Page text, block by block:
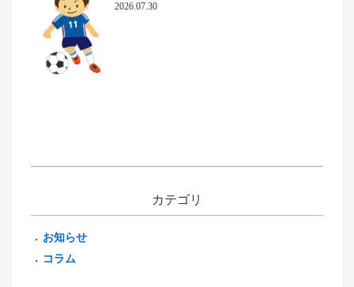
2026.07.30
カテゴリ
お知らせ
コラム